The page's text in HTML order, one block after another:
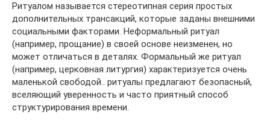
Ритуалом называется стереотипная серия простых
дополнительных трансакций, которые заданы внешними
социальными факторами. Неформальный ритуал
(например, прощание) в своей основе неизменен, но
может отличаться в деталях. Формальный же ритуал
(например, церковная литургия) характеризуется очень
маленькой свободой.. ритуалы предлагают безопасный,
вселяющий уверенность и часто приятный способ
структурирования времени.